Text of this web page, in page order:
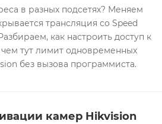
в разных подсетях? Меняем
трансляция со Speed
как настроить доступ к
тут лимит одновременных
без вызова программиста.
камер Hikvision